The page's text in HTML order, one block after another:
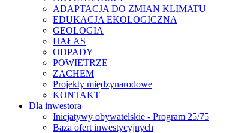
ADAPTACJA DO ZMIAN KLIMATU
EDUKACJA EKOLOGICZNA
GEOLOGIA
HAŁAS
ODPADY
POWIETRZE
ZACHEM
Projekty międzynarodowe
KONTAKT
Dla inwestora
Inicjatywy obywatelskie - Program 25/75
Baza ofert inwestycyjnych